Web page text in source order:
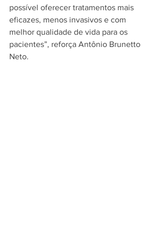
possível oferecer tratamentos mais
eficazes, menos invasivos e com
melhor qualidade de vida para os
pacientes”, reforça Antônio Brunetto
Neto.